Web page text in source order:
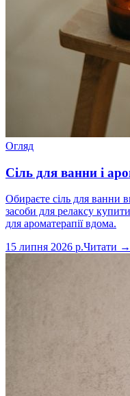
Огляд
Сіль для ванни і
Обираєте сіль для ванни
засоби для релаксу
для ароматерапії вдома.
15 липня 2026 р.Читати →